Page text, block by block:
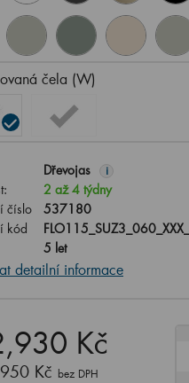
čela (W)
Dřevojas i
2 až 4 týdny
číslo
537180
kód
5 let
detailní informace
Kč
Kč bez DPH